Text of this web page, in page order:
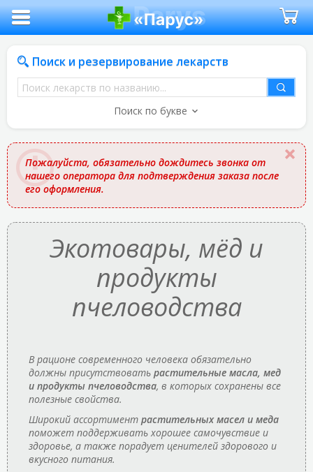
Поиск и резервирование лекарств
Поиск
лекарств
названию
Поиск по букве
Пожалуйста, обязательно дождитесь звонка от
нашего оператора для подтверждения заказа после
его оформления.
Экотовары, мёд и
продукты
пчеловодства
В рационе современного человека обязательно
должны присутствовать растительные масла, мед
и продукты пчеловодства, в которых сохранены все
полезные свойства.
Широкий ассортимент растительных масел и меда
поможет поддерживать хорошее самочувствие и
здоровье, а также порадует ценителей здорового и
вкусного питания.